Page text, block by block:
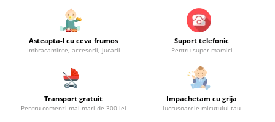
Asteapta-l cu ceva frumos
Imbracaminte, accesorii, jucarii
Suport telefonic
Pentru super-mamici
Transport gratuit
Pentru comenzi mai mari de 300 lei
Impachetam cu grija
lucrusoarele micutului tau